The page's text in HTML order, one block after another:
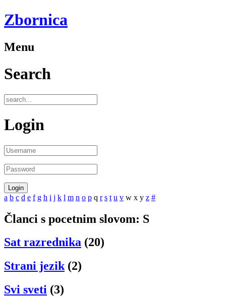
Zbornica
Menu
Search
Login
a b c d e f g h i j k l m n o p q r s t u v w x y z #
Članci s pocetnim slovom: S
Sat razrednika (20)
Strani jezik (2)
Svi sveti (3)